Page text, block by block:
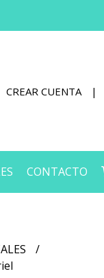
CREAR CUENTA
CONTACTO